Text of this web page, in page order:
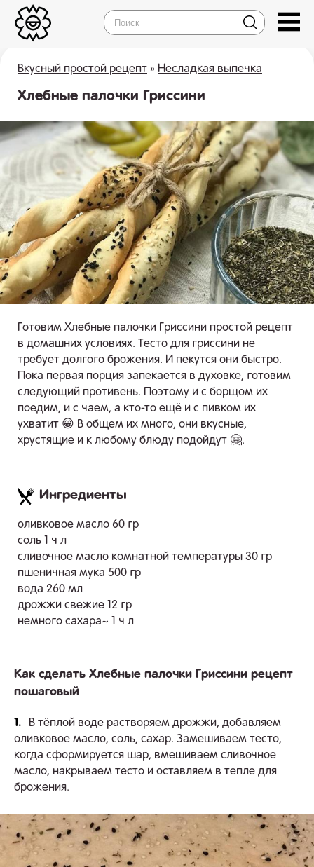
Вкусный простой рецепт » Несладкая выпечка
Хлебные палочки Гриссини
Готовим Хлебные палочки Гриссини простой рецепт
в домашних условиях. Тесто для гриссини не
требует долгого брожения. И пекутся они быстро.
Пока первая порция запекается в духовке, готовим
следующий противень. Поэтому и с борщом их
поедим, и с чаем, а кто-то ещё и с пивком их
ухватит 😁 В общем их много, они вкусные,
хрустящие и к любому блюду подойдут 🤗.
Ингредиенты
оливковое масло 60 гр
соль 1 ч л
сливочное масло комнатной температуры 30 гр
пшеничная мука 500 гр
вода 260 мл
дрожжи свежие 12 гр
немного сахара~ 1 ч л
Как сделать Хлебные палочки Гриссини рецепт
пошаговый
1.
В тёплой воде растворяем дрожжи, добавляем
оливковое масло, соль, сахар. Замешиваем тесто,
когда сформируется шар, вмешиваем сливочное
масло, накрываем тесто и оставляем в тепле для
брожения.